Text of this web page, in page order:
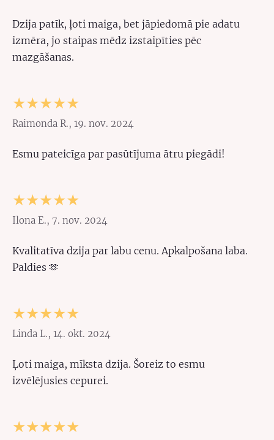
Dzija patīk, ļoti maiga, bet jāpiedomā pie adatu
izmēra, jo staipas mēdz izstaipīties pēc
mazgāšanas.
★★★★★
Raimonda R., 19. nov. 2024
Esmu pateicīga par pasūtījuma ātru piegādi!
★★★★★
Ilona E., 7. nov. 2024
Kvalitatīva dzija par labu cenu. Apkalpošana laba.
Paldies 🫶
★★★★★
Linda L., 14. okt. 2024
Ļoti maiga, mīksta dzija. Šoreiz to esmu
izvēlējusies cepurei.
★★★★★